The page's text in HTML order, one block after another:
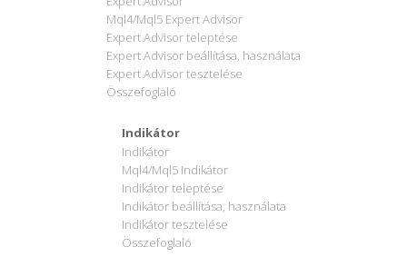
Mql4/Mql5 Expert Advisor
Expert Advisor teleptése
Expert Advisor beállítása, használata
Expert Advisor tesztelése
Összefoglaló
Indikátor
Indikátor
Mql4/Mql5 Indikátor
Indikátor teleptése
Indikátor beállítása, használata
Indikátor tesztelése
Összefoglaló